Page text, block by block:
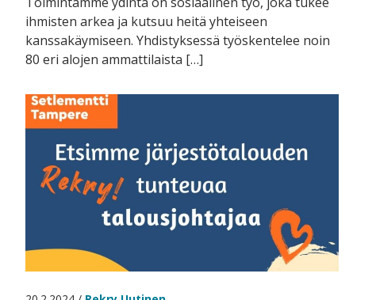
ihmisten arkea ja kutsuu heitä yhteiseen
kanssakäymiseen. Yhdistyksessä työskentelee noin
80 eri alojen ammattilaista […]